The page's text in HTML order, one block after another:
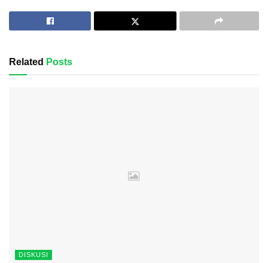
Related Posts
DISKUSI